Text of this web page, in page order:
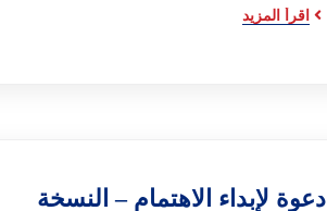
اقرأ المزيد
دعوة لإبداء الاهتمام – النسخة